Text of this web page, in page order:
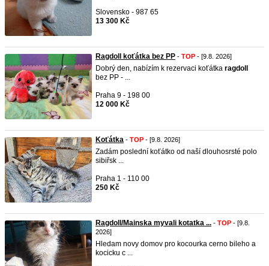
Slovensko - 987 65
13 300 Kč
Ragdoll koťátka bez PP - TOP - [9.8. 2026]
Dobrý den, nabízím k rezervaci koťátka ragdoll
bez PP - ...
Praha 9 - 198 00
12 000 Kč
Koťátka - TOP - [9.8. 2026]
Zadám poslední koťátko od naší dlouhosrsté polo
sibiřsk ...
Praha 1 - 110 00
250 Kč
Ragdoll/Mainska myvali kotatka ... - TOP - [9.8.
2026]
Hledam novy domov pro kocourka cerno bileho a
kocicku c ...